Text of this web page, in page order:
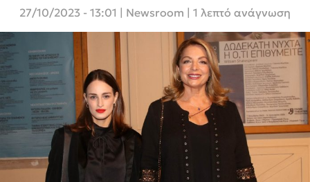
27/10/2023 - 13:01 Newsroom | 1 λεπτό ανάγνωση